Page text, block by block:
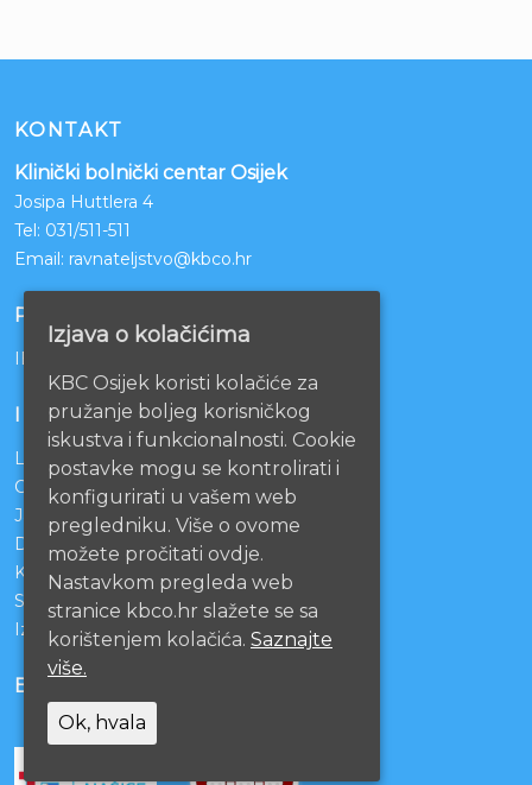
KONTAKT
Klinički bolnički centar Osijek
Josipa Huttlera 4
Tel: 031/511-511
Email: ravnateljstvo@kbco.hr
POSLOVNI RAČUNI
IBAN: HR1210010051863000160
INFORMACIJE
Lista čekanja
Centralno naručivanje pacijenata
Javna nabava
Darivanje krvi
KBCO Webmail
Sestrinstvo KBC Osijek
Izjava o pristupačnosti mrežnih stranica
BOLNICE PARTNERI
Izjava o kolačićima
KBC Osijek koristi kolačiće za
pružanje boljeg korisničkog
iskustva i funkcionalnosti. Cookie
postavke mogu se kontrolirati i
konfigurirati u vašem web
pregledniku. Više o ovome
možete pročitati ovdje.
Nastavkom pregleda web
stranice kbco.hr slažete se sa
korištenjem kolačića. Saznajte
više.
Ok, hvala